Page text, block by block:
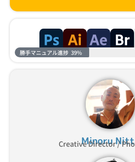
勝手マニュアル進捗 39%
Minoru
Creative Director /